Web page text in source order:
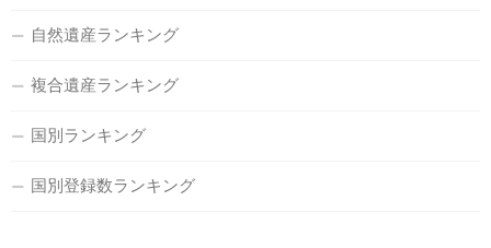
自然遺産ランキング
複合遺産ランキング
国別ランキング
国別登録数ランキング